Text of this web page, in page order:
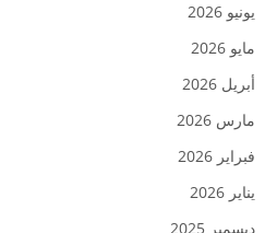
يونيو 2026
مايو 2026
أبريل 2026
مارس 2026
فبراير 2026
يناير 2026
ديسمبر 2025